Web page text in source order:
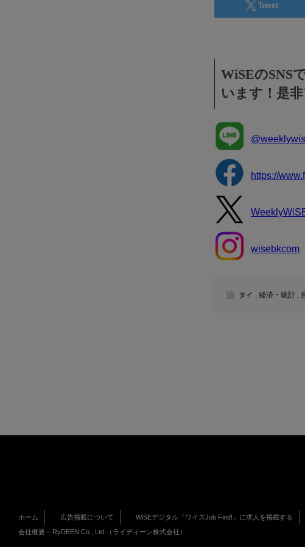
Tweet
WiSEのSNS
います！是
https://
wisebkcom
タイ , 経済・統計 ,
ホーム 広告掲載について WiSEデジタル「ワイズJob Find!」に求人を掲載する
会社概要 – RyDEEN Co., Ltd.（ライディーン株式会社）